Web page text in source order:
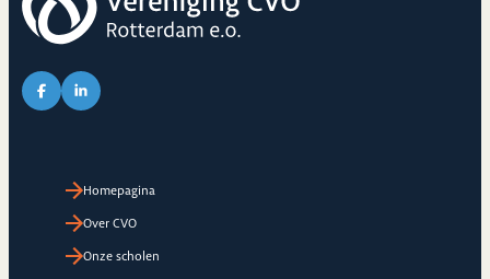
Link naar Facebook pagina van CVO
Link naar LinkedIn pagina van CVO
Homepagina
Over CVO
Onze scholen